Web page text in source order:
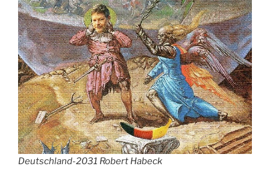
Deutschland-2031 Robert Habeck